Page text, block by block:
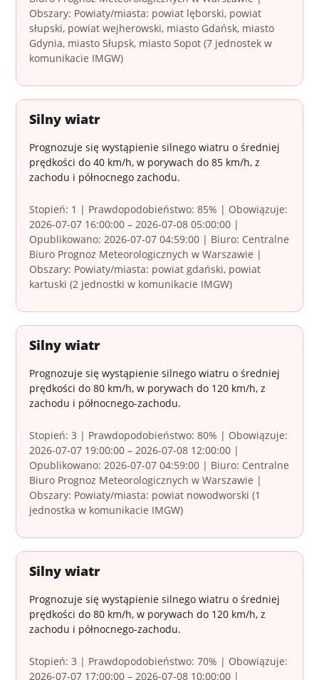
Obszary: Powiaty/miasta: powiat lęborski, powiat
słupski, powiat wejherowski, miasto Gdańsk, miasto
Gdynia, miasto Słupsk, miasto Sopot (7 jednostek w
komunikacie IMGW)
Silny wiatr
Prognozuje się wystąpienie silnego wiatru o średniej
prędkości do 40 km/h, w porywach do 85 km/h, z
zachodu i północnego zachodu.
Stopień: 1 | Prawdopodobieństwo: 85% | Obowiązuje:
2026-07-07 16:00:00 – 2026-07-08 05:00:00 |
Opublikowano: 2026-07-07 04:59:00 | Biuro: Centralne
Biuro Prognoz Meteorologicznych w Warszawie |
Obszary: Powiaty/miasta: powiat gdański, powiat
kartuski (2 jednostki w komunikacie IMGW)
Silny wiatr
Prognozuje się wystąpienie silnego wiatru o średniej
prędkości do 80 km/h, w porywach do 120 km/h, z
zachodu i północnego-zachodu.
Stopień: 3 | Prawdopodobieństwo: 80% | Obowiązuje:
2026-07-07 19:00:00 – 2026-07-08 12:00:00 |
Opublikowano: 2026-07-07 04:59:00 | Biuro: Centralne
Biuro Prognoz Meteorologicznych w Warszawie |
Obszary: Powiaty/miasta: powiat nowodworski (1
jednostka w komunikacie IMGW)
Silny wiatr
Prognozuje się wystąpienie silnego wiatru o średniej
prędkości do 80 km/h, w porywach do 120 km/h, z
zachodu i północnego-zachodu.
Stopień: 3 | Prawdopodobieństwo: 70% | Obowiązuje:
2026-07-07 17:00:00 – 2026-07-08 10:00:00 |